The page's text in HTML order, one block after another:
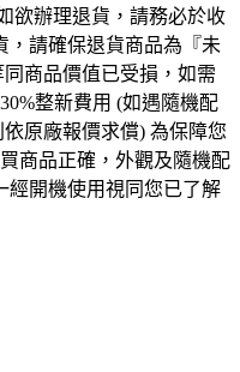
欲辦理退貨，請務必於收
，請確保退貨商品為『未
商品價值已受損，如需
整新費用 (如遇隨機配
原廠報價求償) 為保障您
商品正確，外觀及隨機配
經開機使用視同您已了解